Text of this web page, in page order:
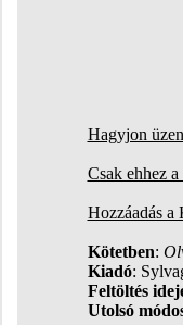
Hagyjon
Csak ehhez
Hozzáadás
Kötetben:
Kiadó:
Feltöltés
Utolsó